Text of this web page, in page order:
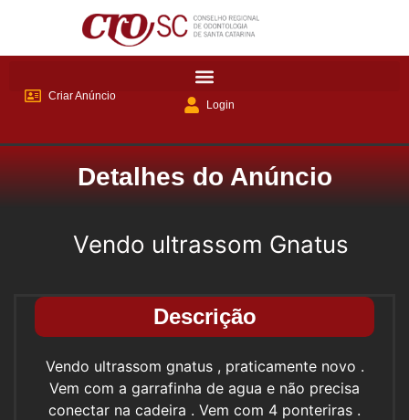
Criar Anúncio
Login
Detalhes do Anúncio
Vendo ultrassom Gnatus
Descrição
Vendo ultrassom gnatus , praticamente novo .
Vem com a garrafinha de agua e não precisa
conectar na cadeira . Vem com 4 ponteriras .